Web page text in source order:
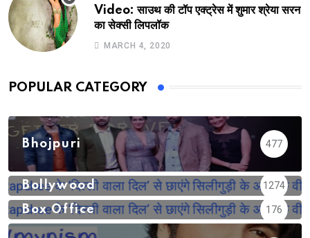
Video: साउथ की टॉप एक्ट्रेस में शुमार श्रेया सरन
का सेक्सी लिपलॉक
MARCH 4, 2020
POPULAR CATEGORY
Bhojpuri 477
Bollywood 1274
Box Office 176